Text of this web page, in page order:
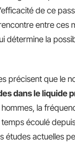
de ce
entre ces
détermine la
précisent que le
dans le liquide
la
écoulé
études actuelles